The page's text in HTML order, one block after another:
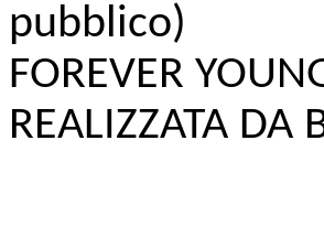
pubblico)
FOREVER
REALIZZATA DA